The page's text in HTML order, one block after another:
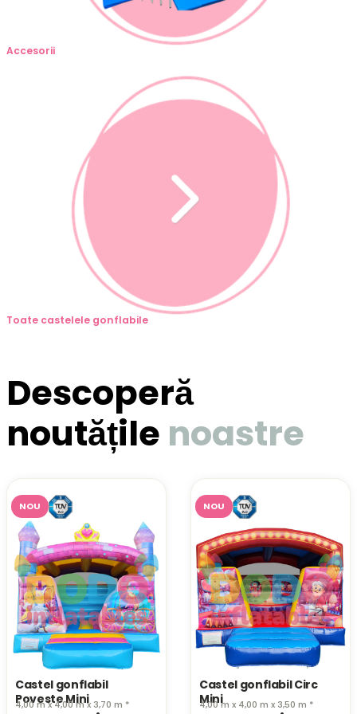
Accesorii
Toate castelele gonflabile
Descoperă
noutățile noastre
NOU
Castel gonflabil
Poveste Mini
4,00 m x 4,00 m x 3,70 m *
NOU
Castel gonflabil Circ
Mini
4,00 m x 4,00 m x 3,50 m *